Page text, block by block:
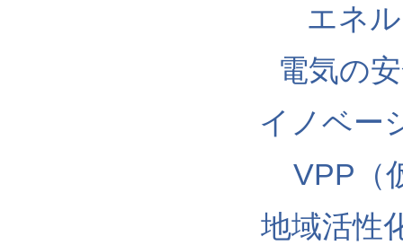
エネ
電気の
イノベー
VPP（
地域活性